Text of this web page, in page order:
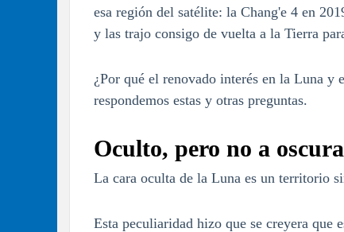
esa región del satélite: la Chang'e 4 en
y las trajo consigo de vuelta a la Tierra
¿Por qué el renovado interés en la Luna y
respondemos estas y otras preguntas.
Oculto, pero no a
La cara oculta de la Luna es un territorio
Esta peculiaridad hizo que se creyera que